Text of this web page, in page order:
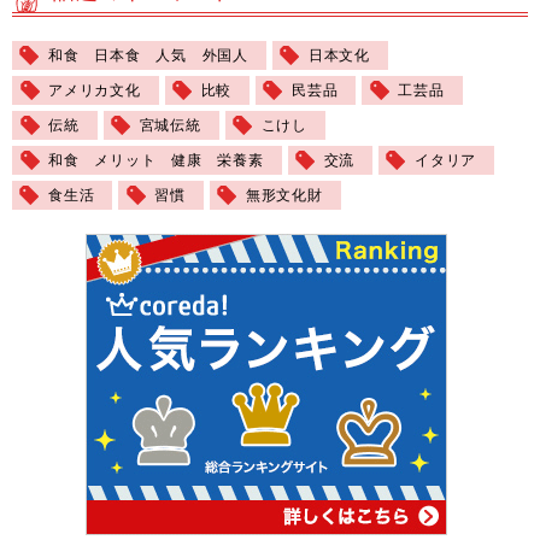
和食 日本食 人気 外国人 日本文化
アメリカ文化 比較 民芸品 工芸品
伝統 宮城伝統 こけし
和食 メリット 健康 栄養素 交流 イタリア
食生活 習慣 無形文化財